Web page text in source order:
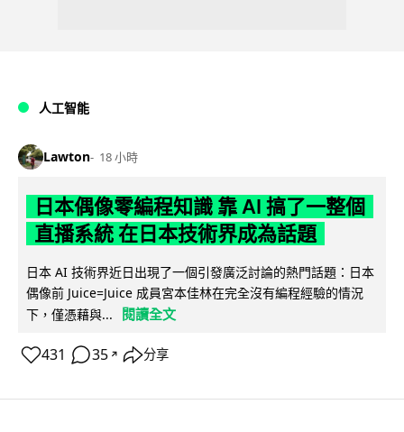
人工智能
Lawton 18 小時
日本偶像零編程知識 靠 AI 搞了一整個
直播系統 在日本技術界成為話題
日本 AI 技術界近日出現了一個引發廣泛討論的熱門話題：日本
偶像前 Juice=Juice 成員宮本佳林在完全沒有編程經驗的情況
下，僅憑藉與...
閱讀全文
431 35 ↗ 分享